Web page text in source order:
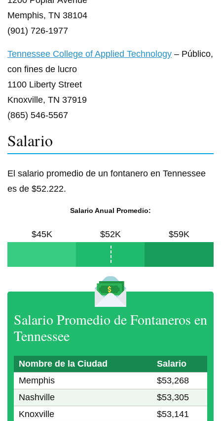
Memphis, TN 38104
(901) 726-1977
Tennessee College of Applied Technology – Público,
con fines de lucro
1100 Liberty Street
Knoxville, TN 37919
(865) 546-5567
Salario
El salario promedio de un fontanero en Tennessee
es de $52.222.
Salario Anual Promedio:
$45K $52K $59K
Salario Promedio de Fontaneros en
Tennessee
Nombre de la Ciudad
Salario
Memphis
$53,268
Nashville
$53,305
Knoxville
$53,141